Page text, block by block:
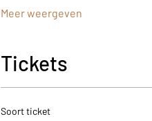
Meer weergeven
Tickets
Soort ticket